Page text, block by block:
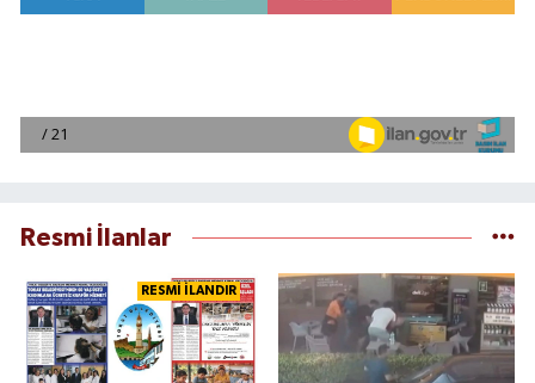
Resmi İlanlar
RESMİ İLANDIR